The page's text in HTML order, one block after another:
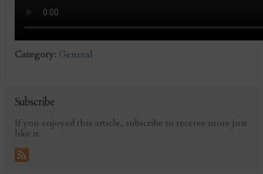
Category: General
Subscribe
If you enjoyed this article, subscribe to receive more just
like it.